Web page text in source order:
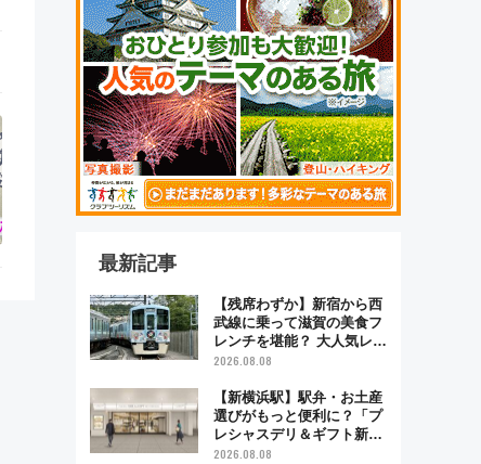
最新記事
【残席わずか】新宿から西
武線に乗って滋賀の美食フ
レンチを堪能？ 大人気レス
トラン列車「52席の至福」
の特別コラボ
2026.08.08
【新横浜駅】駅弁・お土産
選びがもっと便利に？「プ
レシャスデリ＆ギフト新横
浜」がオープン 場所や営
2026.08.08